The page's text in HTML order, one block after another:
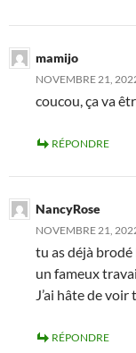
mamijo
NOVEMBRE 21,
coucou, ça va
RÉPONDRE
NancyRose
NOVEMBRE 21,
tu as déjà
un fameux
J’ai hâte de
RÉPONDRE